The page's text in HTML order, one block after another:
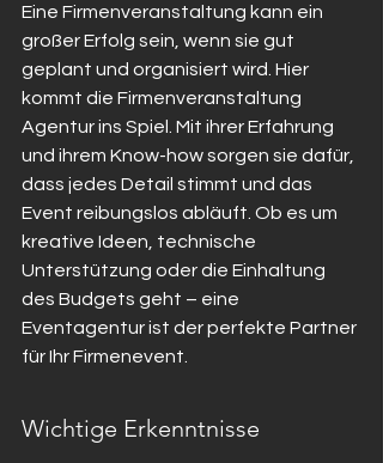
Eine Firmenveranstaltung kann ein
großer Erfolg sein, wenn sie gut
geplant und organisiert wird. Hier
kommt die Firmenveranstaltung
Agentur ins Spiel. Mit ihrer Erfahrung
und ihrem Know-how sorgen sie dafür,
dass jedes Detail stimmt und das
Event reibungslos abläuft. Ob es um
kreative Ideen, technische
Unterstützung oder die Einhaltung
des Budgets geht – eine
Eventagentur ist der perfekte Partner
für Ihr Firmenevent.
Wichtige Erkenntnisse